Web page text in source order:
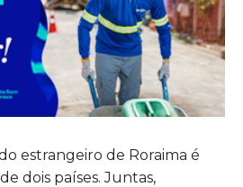
estrangeiro de Roraima é
dois países. Juntas,